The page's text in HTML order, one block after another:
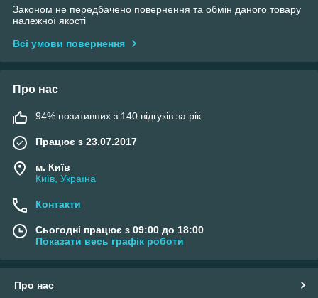
Законом не передбачено повернення та обмін даного товару
належної якості
Всі умови повернення
Про нас
94% позитивних з 140 відгуків за рік
Працює з 23.07.2017
м. Київ
Київ, Україна
Контакти
Сьогодні працює з 09:00 до 18:00
Показати весь графік роботи
Про нас